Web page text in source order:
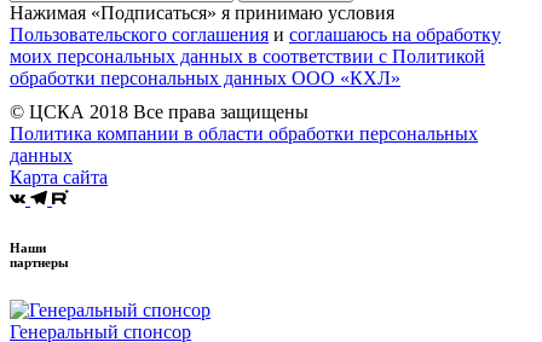
Нажимая «Подписаться» я принимаю условия
Пользовательского соглашения и соглашаюсь на обработку
моих персональных данных в соответствии с Политикой
обработки персональных данных ООО «КХЛ»
© ЦСКА 2018 Все права защищены
Политика компании в области обработки персональных
данных
Карта сайта
Наши
партнеры
Генеральный спонсор